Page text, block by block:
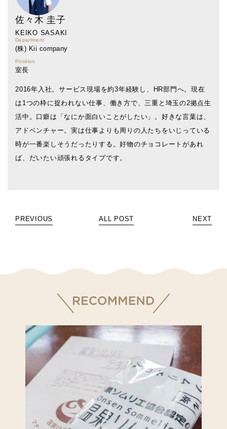
佐々木 圭子
KEIKO SASAKI
Department
(株) Kii company
Position
室長
2016年入社。サービス現場を約3年経験し、HR部門へ。現在
は1つの枠に捉われない仕事、働き方で、三重と埼玉の2拠点生
活中。口癖は「なにか面白いことがしたい」。好きな言葉は、
アドベンチャー。実は仕事よりも周りの人たちをいじっている
時が一番楽しそうだったりする。好物のチョコレートがあれ
ば、だいたい頑張れるタイプです。
PREVIOUS ALL POST NEXT